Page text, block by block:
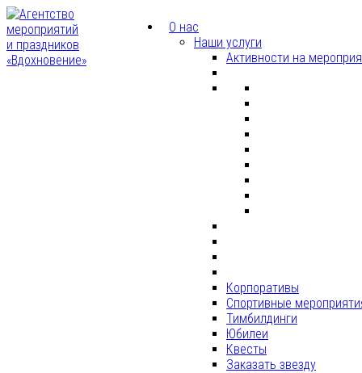
О нас
Наши услуги
Активности на
Корпоративы
Спортивные
Тимбилдинги
Юбилеи
Квесты
Заказать звезду